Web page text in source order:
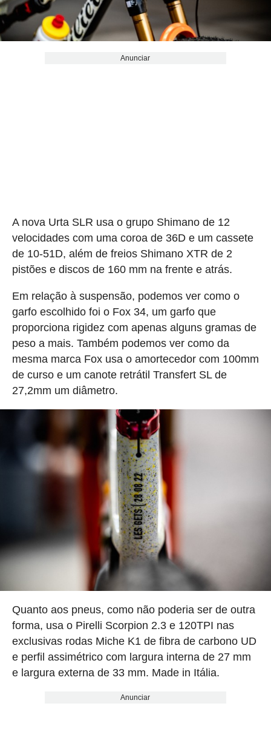
Anunciar
A nova Urta SLR usa o grupo Shimano de 12
velocidades com uma coroa de 36D e um cassete
de 10-51D, além de freios Shimano XTR de 2
pistões e discos de 160 mm na frente e atrás.
Em relação à suspensão, podemos ver como o
garfo escolhido foi o Fox 34, um garfo que
proporciona rigidez com apenas alguns gramas de
peso a mais. Também podemos ver como da
mesma marca Fox usa o amortecedor com 100mm
de curso e um canote retrátil Transfert SL de
27,2mm um diâmetro.
Quanto aos pneus, como não poderia ser de outra
forma, usa o Pirelli Scorpion 2.3 e 120TPI nas
exclusivas rodas Miche K1 de fibra de carbono UD
e perfil assimétrico com largura interna de 27 mm
e largura externa de 33 mm. Made in Itália.
Anunciar